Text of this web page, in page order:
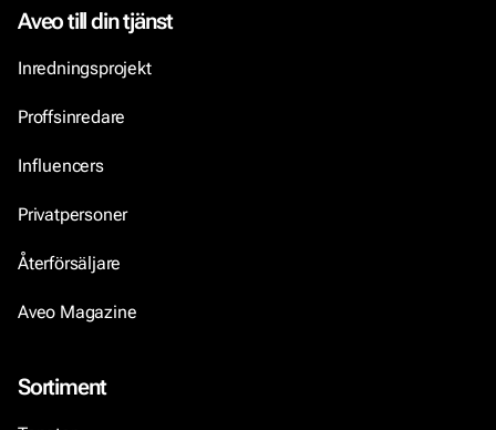
Aveo till din tjänst
Inredningsprojekt
Proffsinredare
Influencers
Privatpersoner
Återförsäljare
Aveo Magazine
Sortiment